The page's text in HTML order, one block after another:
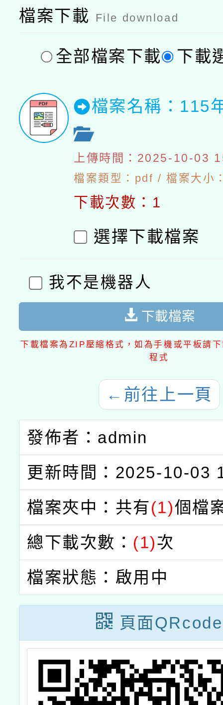
檔案下載 File download
全部檔案下載 下載
檔案名稱：115
上傳時間：2025-10-03
檔案類型：pdf / 檔案大小
下載次數：1
選擇下載檔案
我不是機器人
下載檔案
下載檔案為ZIP壓縮格式，如為手機或平板請
程式
← 前往上一頁
發佈者：admin
更新時間：2025-10-03
檔案夾中：共有(1)個檔
總下載次數： (1)次
檔案狀態：啟用中
頁面QRcode